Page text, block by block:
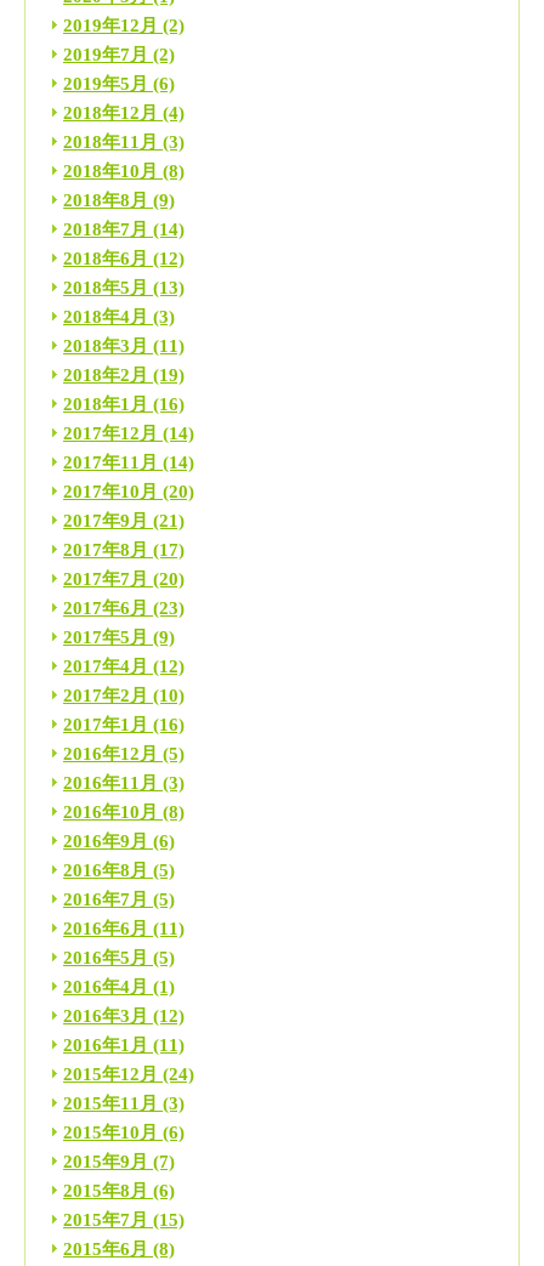
2019年12月 (2)
2019年7月 (2)
2019年5月 (6)
2018年12月 (4)
2018年11月 (3)
2018年10月 (8)
2018年8月 (9)
2018年7月 (14)
2018年6月 (12)
2018年5月 (13)
2018年4月 (3)
2018年3月 (11)
2018年2月 (19)
2018年1月 (16)
2017年12月 (14)
2017年11月 (14)
2017年10月 (20)
2017年9月 (21)
2017年8月 (17)
2017年7月 (20)
2017年6月 (23)
2017年5月 (9)
2017年4月 (12)
2017年2月 (10)
2017年1月 (16)
2016年12月 (5)
2016年11月 (3)
2016年10月 (8)
2016年9月 (6)
2016年8月 (5)
2016年7月 (5)
2016年6月 (11)
2016年5月 (5)
2016年4月 (1)
2016年3月 (12)
2016年1月 (11)
2015年12月 (24)
2015年11月 (3)
2015年10月 (6)
2015年9月 (7)
2015年8月 (6)
2015年7月 (15)
2015年6月 (8)